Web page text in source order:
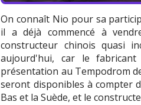
On connaît Nio pour sa
il a déjà commencé à
constructeur chinois quasi
aujourd'hui, car le
présentation au Tempodrom
seront disponibles à compter
Bas et la Suède, et le